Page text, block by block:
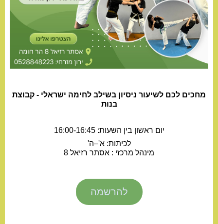
מחכים לכם לשיעור ניסיון בשילב לחימה ישראלי - קבוצת
בנות
יום ראשון בין השעות: 16:00-16:45
לכיתות: א'–ה'
מינהל מרכזי : אסתר רזיאל 8
להרשמה